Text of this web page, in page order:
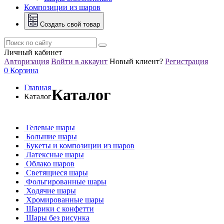
Композиции из шаров
Создать свой товар
Личный кабинет
Авторизация Войти в аккаунт Новый клиент? Регистрация
0 Корзина
Главная
КаталогКаталог
Гелевые шары
Большие шары
Букеты и композиции из шаров
Латексные шары
Облако шаров
Светящиеся шары
Фольгированные шары
Ходячие шары
Хромированные шары
Шарики с конфетти
Шары без рисунка